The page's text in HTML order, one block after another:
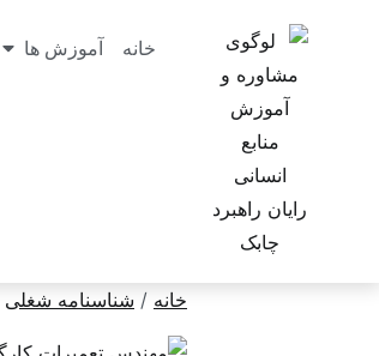
خانه آموزش ها
خانه / شناسنامه شغلی